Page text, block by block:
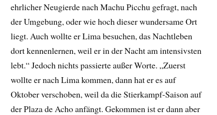
ehrlicher Neugierde nach Machu Picchu gefragt, nach
der Umgebung, oder wie hoch dieser wundersame Ort
liegt. Auch wollte er Lima besuchen, das Nachtleben
dort kennenlernen, weil er in der Nacht am intensivsten
lebt.“ Jedoch nichts passierte außer Worte. „Zuerst
wollte er nach Lima kommen, dann hat er es auf
Oktober verschoben, weil da die Stierkampf-Saison auf
der Plaza de Acho anfängt. Gekommen ist er dann aber